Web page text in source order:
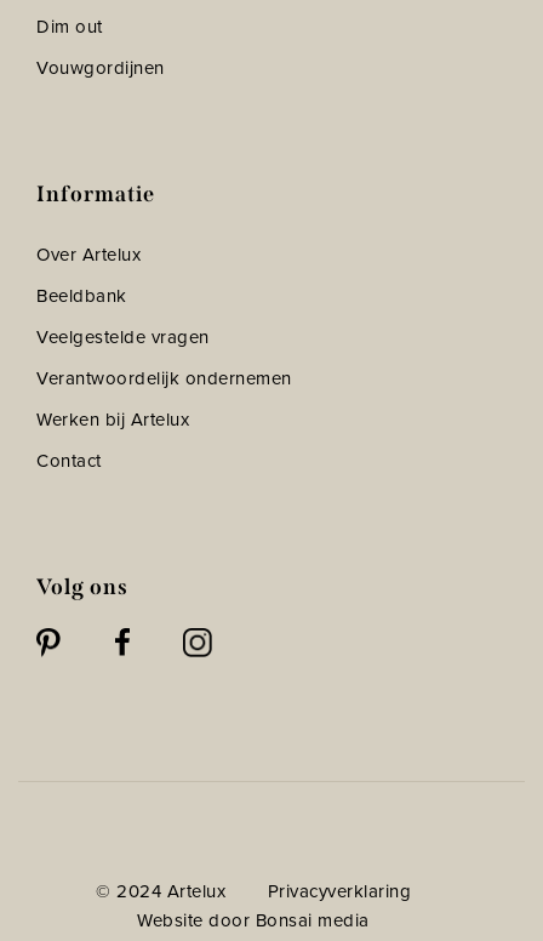
Dim out
Vouwgordijnen
Informatie
Over Artelux
Beeldbank
Veelgestelde vragen
Verantwoordelijk ondernemen
Werken bij Artelux
Contact
Volg ons
© 2024 Artelux
Privacyverklaring
Website door Bonsai media